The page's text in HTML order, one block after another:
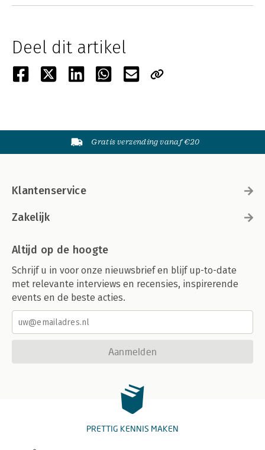
Deel dit artikel
Gratis verzending vanaf €20
Klantenservice
Zakelijk
Altijd op de hoogte
Schrijf u in voor onze nieuwsbrief en blijf up-to-date
met relevante interviews en recensies, inspirerende
events en de beste acties.
Aanmelden
PRETTIG KENNIS MAKEN